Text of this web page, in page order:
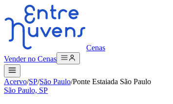
Cenas
Vender no Cenas
Acervo/SP/São Paulo/Ponte Estaiada São Paulo
São Paulo, SP